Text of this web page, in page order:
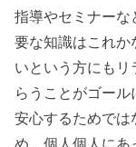
指導やセミナーな
要な知識はこれか
いという方にもリ
らうことがゴー
安心するためでは
め、個人個人にあ